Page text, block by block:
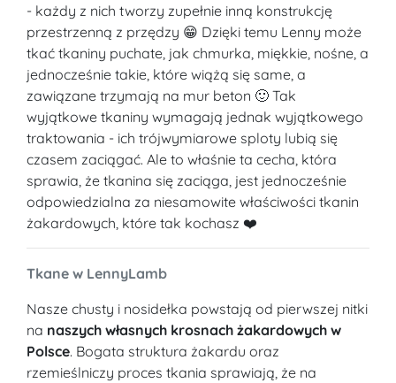
- każdy z nich tworzy zupełnie inną konstrukcję
przestrzenną z przędzy 😁 Dzięki temu Lenny może
tkać tkaniny puchate, jak chmurka, miękkie, nośne, a
jednocześnie takie, które wiążą się same, a
zawiązane trzymają na mur beton 🙂 Tak
wyjątkowe tkaniny wymagają jednak wyjątkowego
traktowania - ich trójwymiarowe sploty lubią się
czasem zaciągać. Ale to właśnie ta cecha, która
sprawia, że tkanina się zaciąga, jest jednocześnie
odpowiedzialna za niesamowite właściwości tkanin
żakardowych, które tak kochasz ❤️
Tkane w LennyLamb
Nasze chusty i nosidełka powstają od pierwszej nitki
na naszych własnych krosnach żakardowych w
Polsce. Bogata struktura żakardu oraz
rzemieślniczy proces tkania sprawiają, że na